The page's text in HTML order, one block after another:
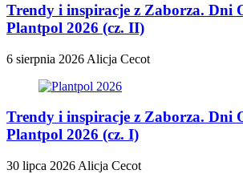
Trendy i inspiracje z Zaborza. Dni
Plantpol 2026 (cz. II)
6 sierpnia 2026 Alicja Cecot
Trendy i inspiracje z Zaborza. Dni
Plantpol 2026 (cz. I)
30 lipca 2026 Alicja Cecot